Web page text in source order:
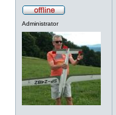
Administrator